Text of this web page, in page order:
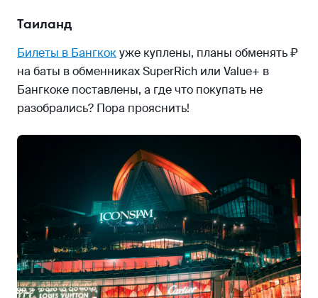
Таиланд
Билеты в Бангкокуже куплены, планы обменять ₽
на баты в обменниках SuperRich или Value+ в
Бангкоке поставлены, а где что покупать не
разобрались? Пора прояснить!